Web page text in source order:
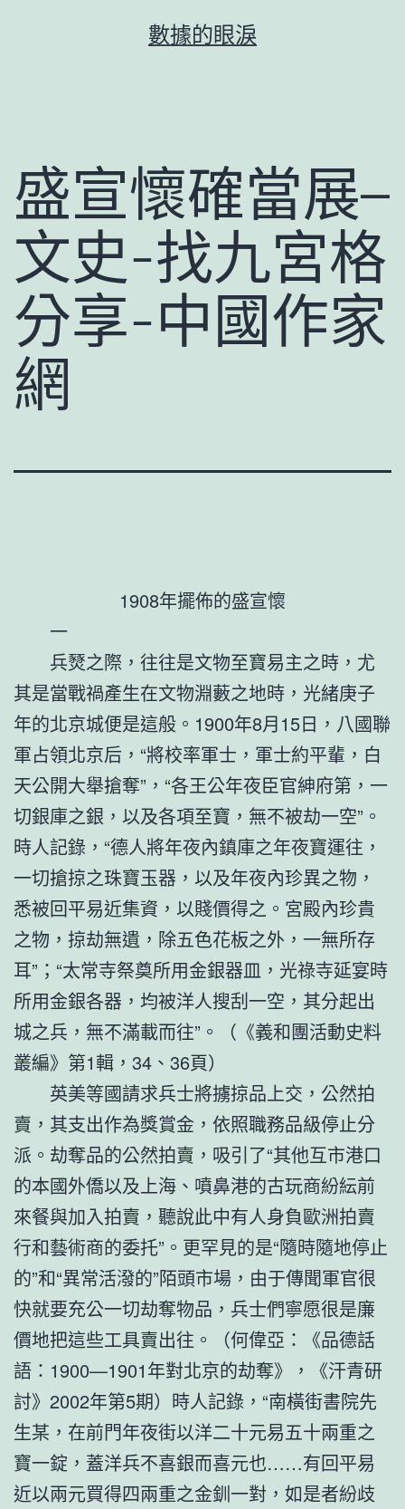
數據的眼淚
盛宣懷確當展–
文史-找九宮格
分享-中國作家
網
1908年擺佈的盛宣懷
一
兵燹之際，往往是文物至寶易主之時，尤
其是當戰禍產生在文物淵藪之地時，光緒庚子
年的北京城便是這般。1900年8月15日，八國聯
軍占領北京后，“將校率軍士，軍士約平輩，白
天公開大舉搶奪”，“各王公年夜臣官紳府第，一
切銀庫之銀，以及各項至寶，無不被劫一空”。
時人記錄，“德人將年夜內鎮庫之年夜寶運往，
一切搶掠之珠寶玉器，以及年夜內珍異之物，
悉被回平易近集資，以賤價得之。宮殿內珍貴
之物，掠劫無遺，除五色花板之外，一無所存
耳”；“太常寺祭奠所用金銀器皿，光祿寺延宴時
所用金銀各器，均被洋人搜刮一空，其分起出
城之兵，無不滿載而往”。（《義和團活動史料
叢編》第1輯，34、36頁）
英美等國請求兵士將擄掠品上交，公然拍
賣，其支出作為獎賞金，依照職務品級停止分
派。劫奪品的公然拍賣，吸引了“其他互市港口
的本國外僑以及上海、噴鼻港的古玩商紛紜前
來餐與加入拍賣，聽說此中有人身負歐洲拍賣
行和藝術商的委托”。更罕見的是“隨時隨地停止
的”和“異常活潑的”陌頭市場，由于傳聞軍官很
快就要充公一切劫奪物品，兵士們寧愿很是廉
價地把這些工具賣出往。（何偉亞：《品德話
語：1900—1901年對北京的劫奪》，《汗青研
討》2002年第5期）時人記錄，“南橫街書院先
生某，在前門年夜街以洋二十元易五十兩重之
寶一錠，蓋洋兵不喜銀而喜元也……有回平易
近以兩元買得四兩重之金釧一對，如是者紛歧